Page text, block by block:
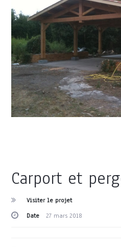
Carport et
Visiter le projet
Date
27 mars 2018